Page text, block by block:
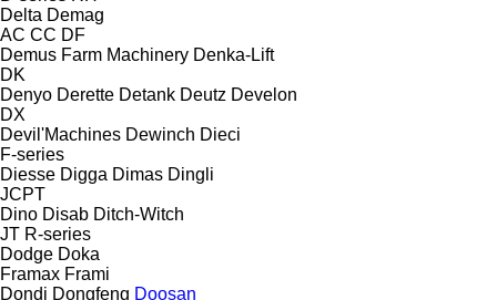
Delta Demag
AC CC DF
Demus Farm Machinery Denka-Lift
DK
Denyo Derette Detank Deutz Develon
DX
Devil'Machines Dewinch Dieci
F-series
Diesse Digga Dimas Dingli
JCPT
Dino Disab Ditch-Witch
JT R-series
Dodge Doka
Framax Frami
Dondi Dongfeng Doosan